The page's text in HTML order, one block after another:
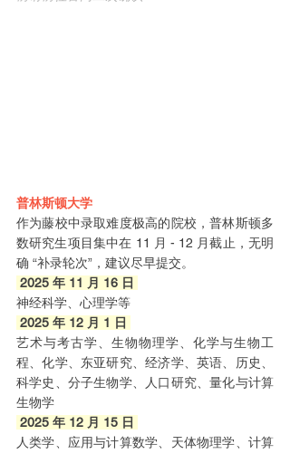
普林斯顿大学
作为藤校中录取难度极高的院校，普林斯顿多
数研究生项目集中在 11 月 - 12 月截止，无明
确 “补录轮次”，建议尽早提交。
2025 年 11 月 16 日
神经科学、心理学等
2025 年 12 月 1 日
艺术与考古学、生物物理学、化学与生物工
程、化学、东亚研究、经济学、英语、历史、
科学史、分子生物学、人口研究、量化与计算
生物学
2025 年 12 月 15 日
人类学、应用与计算数学、天体物理学、计算